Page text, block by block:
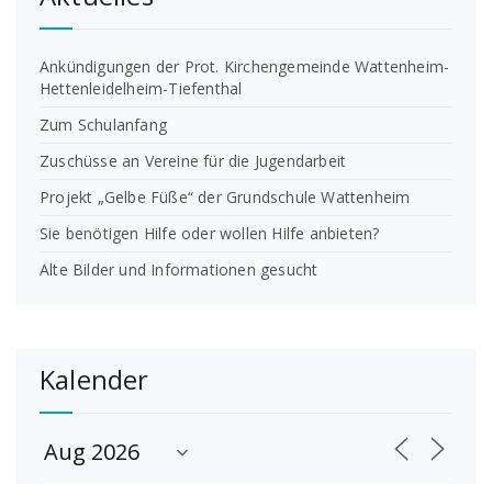
Ankündigungen der Prot. Kirchengemeinde Wattenheim-
Hettenleidelheim-Tiefenthal
Zum Schulanfang
Zuschüsse an Vereine für die Jugendarbeit
Projekt „Gelbe Füße“ der Grundschule Wattenheim
Sie benötigen Hilfe oder wollen Hilfe anbieten?
Alte Bilder und Informationen gesucht
Kalender